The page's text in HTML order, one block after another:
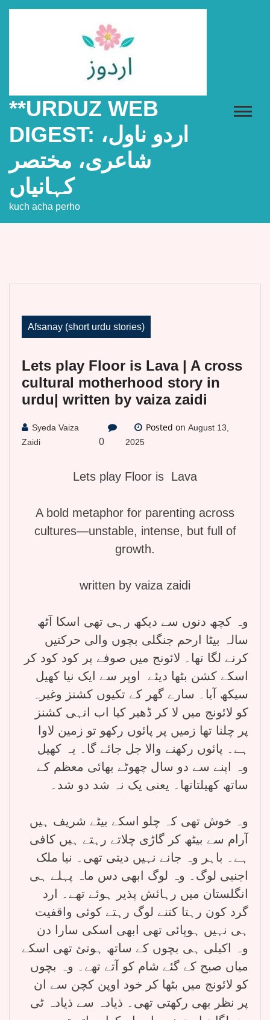
**URDUZ WEB
DIGEST: اردو ناول،
شاعری، مختصر
کہانیاں
kuch acha perho
Afsanay (short urdu stories)
Lets play Floor is Lava | A cross
cultural motherhood story in
urdu| written by vaiza zaidi
Syeda Vaiza
Zaidi
0
Posted on August 13,
2025
Lets play Floor is Lava
A bold metaphor for parenting across
cultures—unstable, intense, but full of
growth.
written by vaiza zaidi
وہ کچھ دنوں سے دیکھ رہی تھی اسکا آٹھ
سالہ بیٹا ارحم جنگلی بچوں والی حرکتیں
کرنے لگا تھا۔ لائونج میں صوفے پر کود کود کر
اسکے کشن بٹھا دیئے اوپر سے ایک نیا کھیل
سیکھ آیا۔ سارے گھر کے تکیوں کشنز وغیرہ
کو لائونج میں لا کر ڈھیر کیا اب انہی کشنز
پر چلنا تھا زمیں پر پائوں رکھو تو زمین لاوا
ہے۔ پائوں رکھنے والا جل جائے گا۔ یہ کھیل
وہ اپنے سے دو سال چھوٹے بھائی معظم کے
ساتھ کھیلتاتھا۔ یعنی یک نہ شد دو شد۔
وہ خوش تھی کہ چلو اسکے بیٹے شریف ہیں
آرام سے بیٹھ کر گاڑی چلاتے رہتے ہیں کافی
ہے۔ باہر وہ جانے نہیں دیتی تھی۔ نیا ملک
اجنبی لوگ۔ وہ لوگ ابھی دس ماہ پہلے ہی
انگلستان میں رہائش پذیر ہوئے تھے۔ ارد
گرد کون رہتا کتنے لوگ رہتے کوئی واقفیت
ہی نہیں ہوپائی تھی ابھی اسکی سارا دن
وہ اکیلی ہی بچوں کے ساتھ ہوتئ تھی اسکے
میاں صبح کے گئے شام کو آتے تھے۔ وہ بچوں
کو لائونج میں بٹھا کر خود اوپن کچن سے ان
پر نظر بھی رکھتی تھی۔ ذیادہ سے ذیادہ ٹی